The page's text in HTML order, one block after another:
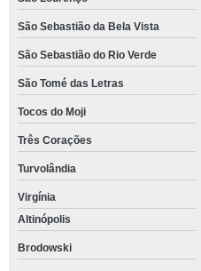
São Sebastião da Bela Vista
São Sebastião do Rio Verde
São Tomé das Letras
Tocos do Moji
Três Corações
Turvolândia
Virgínia
Altinópolis
Brodowski